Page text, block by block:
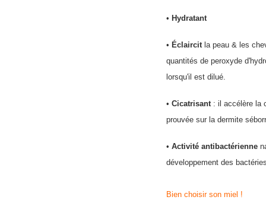
• Hydratant
• Éclaircit la peau & les
quantités de peroxyde
lorsqu'il est dilué.
• Cicatrisant : il accélère la
prouvée sur la dermite
• Activité antibactérienne
développement des
Bien choisir son miel !